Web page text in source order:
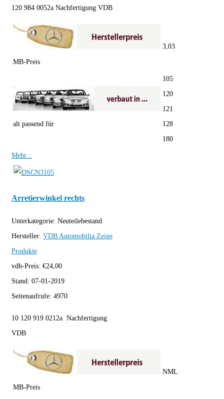
120 984 0052a Nachfertigung VDB
MB-Preis
3,03
alt passend für
105
120
121
128
180
Mehr...
Arretierwinkel rechts
Unterkategorie: Neuteilebestand
Hersteller: VDB Automobilia Zeige
Produkte
vdh-Preis: €24,00
Stand: 07-01-2019
Seitenaufrufe: 4970
10 120 919 0212a Nachfertigung
VDB
MB-Preis
NML